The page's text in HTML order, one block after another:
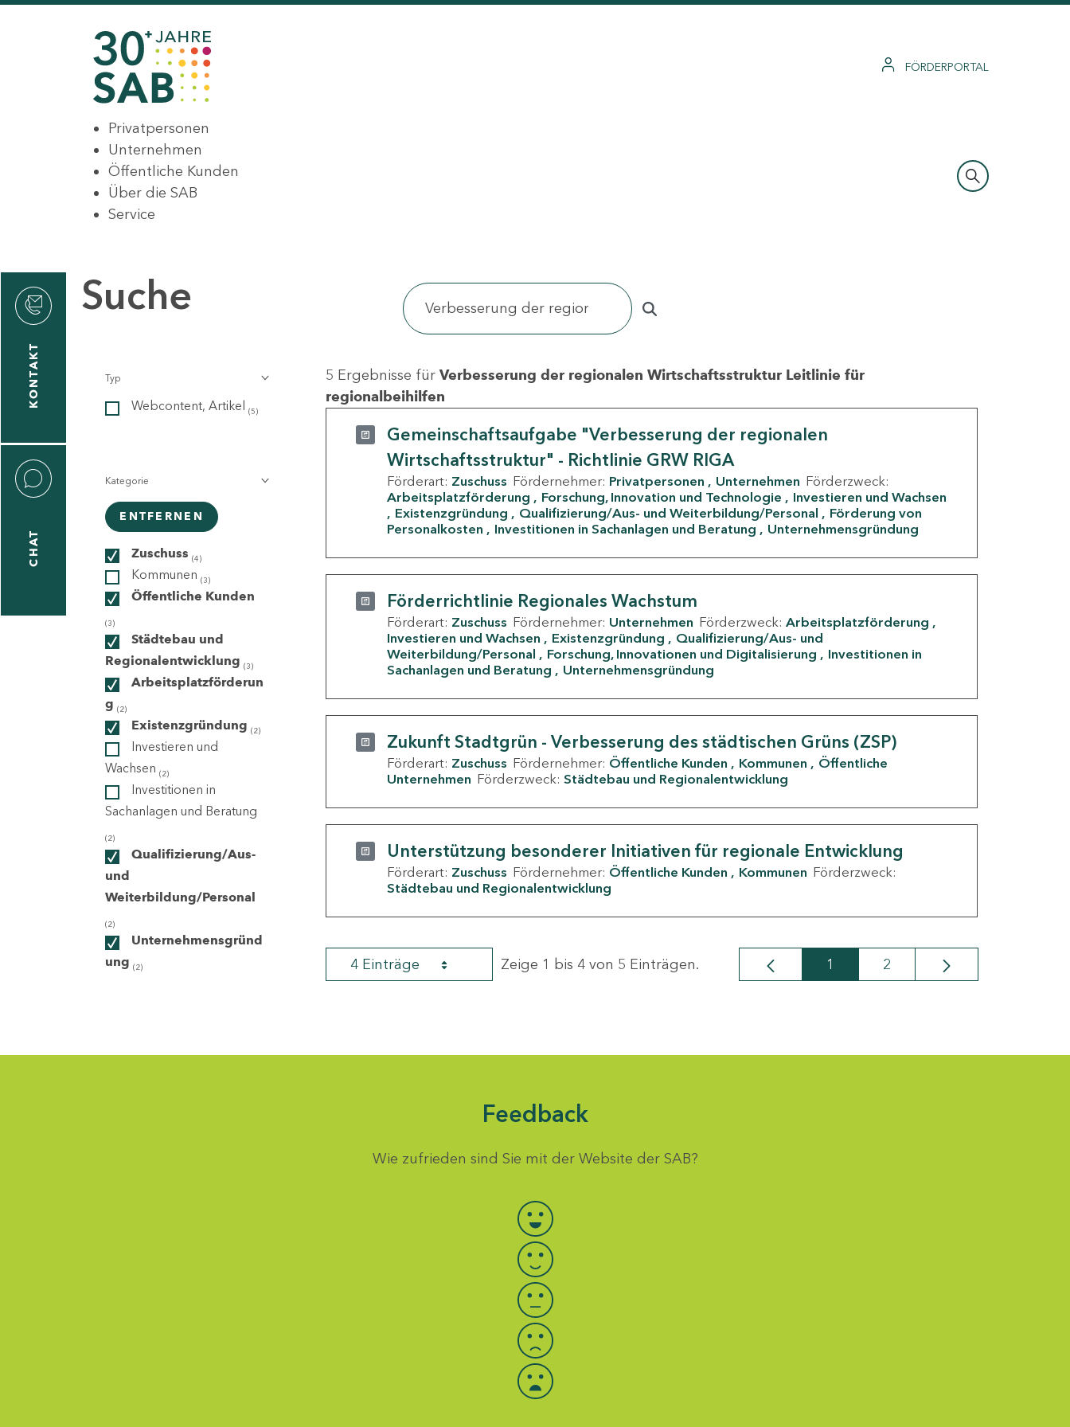
FÖRDERPORTAL
Privatpersonen
Unternehmen
Öffentliche Kunden
Über die SAB
Service
KONTAKT
CHAT
Suche
Typ
Webcontent, Artikel (5)
Kategorie
ENTFERNEN
Zuschuss (4)
Kommunen (3)
Öffentliche Kunden
(3)
Städtebau und
Regionalentwicklung (3)
Arbeitsplatzförderun
g (2)
Existenzgründung (2)
Investieren und
Wachsen (2)
Investitionen in
Sachanlagen und Beratung
(2)
Qualifizierung/Aus-
und
Weiterbildung/Personal
(2)
Unternehmensgründ
ung (2)
5 Ergebnisse für Verbesserung der regionalen Wirtschaftsstruktur Leitlinie für
regionalbeihilfen
Gemeinschaftsaufgabe "Verbesserung der regionalen
Wirtschaftsstruktur" - Richtlinie GRW RIGA
Förderart: Zuschuss Fördernehmer: Privatpersonen Unternehmen Förderzweck:
Arbeitsplatzförderung
Forschung, Innovation und Technologie
Investieren und Wachsen
Existenzgründung
Qualifizierung/Aus- und Weiterbildung/Personal
Förderung von
Personalkosten
Investitionen in Sachanlagen und Beratung Unternehmensgründung
Förderrichtlinie Regionales Wachstum
Förderart: Zuschuss Fördernehmer: Unternehmen Förderzweck: Arbeitsplatzförderung
Investieren und Wachsen
Existenzgründung
Qualifizierung/Aus- und
Weiterbildung/Personal
Forschung, Innovationen und Digitalisierung
Investitionen in
Sachanlagen und Beratung
Unternehmensgründung
Zukunft Stadtgrün - Verbesserung des städtischen Grüns (ZSP)
Förderart: Zuschuss Fördernehmer: Öffentliche Kunden Kommunen
Öffentliche
Unternehmen Förderzweck: Städtebau und Regionalentwicklung
Unterstützung besonderer Initiativen für regionale Entwicklung
Förderart: Zuschuss Fördernehmer: Öffentliche Kunden Kommunen Förderzweck:
Städtebau und Regionalentwicklung
4 Einträge Zeige 1 bis 4 von 5 Einträgen. Seite
1 Seite
2
Feedback
Wie zufrieden sind Sie mit der Website der SAB?
Bewertung auswählen